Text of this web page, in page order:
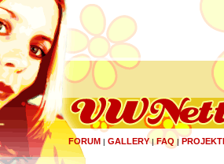
FORUM | GALLERY|FAQ |